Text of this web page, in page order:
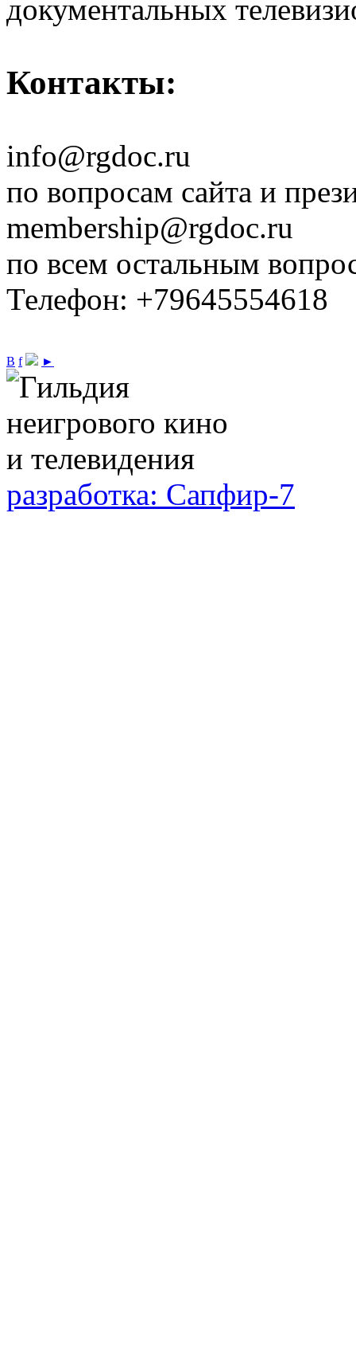
документальных
Контакты:
info@rgdoc.ru
по вопросам сайта и
membership@rgdoc.ru
по всем остальным
Телефон: +79645554618
В f ►
разработка: Сапфир-7